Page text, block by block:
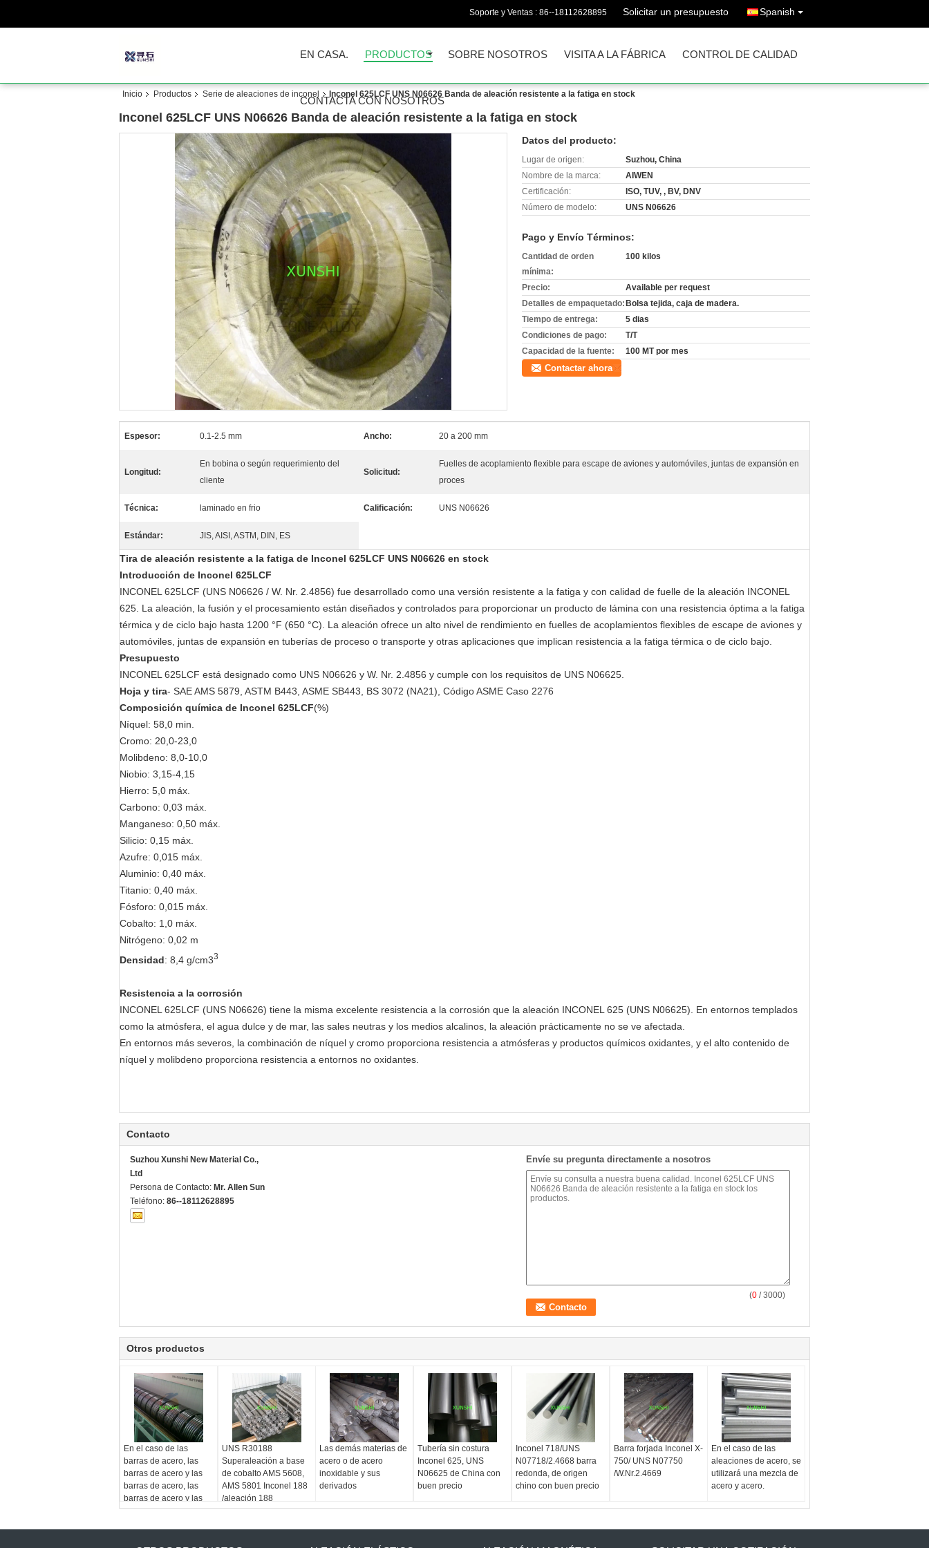
Soporte y Ventas : 86--18112628895 Solicitar un presupuesto Spanish
EN CASA. PRODUCTOS SOBRE NOSOTROS VISITA A LA FÁBRICA CONTROL DE CALIDAD
CONTACTA CON NOSOTROS
Inicio Productos Serie de aleaciones de inconel Inconel 625LCF UNS N06626 Banda de aleación resistente a la fatiga en stock
Inconel 625LCF UNS N06626 Banda de aleación resistente a la fatiga en stock
Datos del producto:
Lugar de origen:
Suzhou, China
Nombre de la marca:
AIWEN
Certificación:
ISO, TUV, , BV, DNV
Número de modelo:
UNS N06626
Pago y Envío Términos:
Cantidad de orden
mínima:
100 kilos
Precio:
Available per request
Detalles de empaquetado: Bolsa tejida, caja de madera.
Tiempo de entrega:
5 dias
Condiciones de pago:
T/T
Capacidad de la fuente:
100 MT por mes
Contactar ahora
Espesor: 0.1-2.5 mm Ancho: 20 a 200 mm
Longitud:
En bobina o según requerimiento del
cliente
Solicitud:
Fuelles de acoplamiento flexible para escape de aviones y automóviles, juntas de expansión en
proces
Técnica: laminado en frio Calificación: UNS N06626
Estándar: JIS, AISI, ASTM, DIN, ES
Tira de aleación resistente a la fatiga de Inconel 625LCF UNS N06626 en stock
Introducción de Inconel 625LCF
INCONEL 625LCF (UNS N06626 / W. Nr. 2.4856) fue desarrollado como una versión resistente a la fatiga y con calidad de fuelle de la aleación INCONEL
625. La aleación, la fusión y el procesamiento están diseñados y controlados para proporcionar un producto de lámina con una resistencia óptima a la fatiga
térmica y de ciclo bajo hasta 1200 °F (650 °C). La aleación ofrece un alto nivel de rendimiento en fuelles de acoplamientos flexibles de escape de aviones y
automóviles, juntas de expansión en tuberías de proceso o transporte y otras aplicaciones que implican resistencia a la fatiga térmica o de ciclo bajo.
Presupuesto
INCONEL 625LCF está designado como UNS N06626 y W. Nr. 2.4856 y cumple con los requisitos de UNS N06625.
Hoja y tira- SAE AMS 5879, ASTM B443, ASME SB443, BS 3072 (NA21), Código ASME Caso 2276
Composición química de Inconel 625LCF(%)
Níquel: 58,0 min.
Cromo: 20,0-23,0
Molibdeno: 8,0-10,0
Niobio: 3,15-4,15
Hierro: 5,0 máx.
Carbono: 0,03 máx.
Manganeso: 0,50 máx.
Silicio: 0,15 máx.
Azufre: 0,015 máx.
Aluminio: 0,40 máx.
Titanio: 0,40 máx.
Fósforo: 0,015 máx.
Cobalto: 1,0 máx.
Nitrógeno: 0,02 m
Densidad: 8,4 g/cm33
Resistencia a la corrosión
INCONEL 625LCF (UNS N06626) tiene la misma excelente resistencia a la corrosión que la aleación INCONEL 625 (UNS N06625). En entornos templados
como la atmósfera, el agua dulce y de mar, las sales neutras y los medios alcalinos, la aleación prácticamente no se ve afectada.
En entornos más severos, la combinación de níquel y cromo proporciona resistencia a atmósferas y productos químicos oxidantes, y el alto contenido de
níquel y molibdeno proporciona resistencia a entornos no oxidantes.
Contacto
Suzhou Xunshi New Material Co.,
Ltd
Persona de Contacto: Mr. Allen Sun
Teléfono: 86--18112628895
Envíe su pregunta directamente a nosotros
(0 / 3000)
Otros productos
En el caso de las
barras de acero, las
barras de acero y las
barras de acero, las
barras de acero y las
barras de acero, las
UNS R30188
Superaleación a base
de cobalto AMS 5608,
AMS 5801 Inconel 188
/aleación 188
Las demás materias de
acero o de acero
inoxidable y sus
derivados
Tubería sin costura
Inconel 625, UNS
N06625 de China con
buen precio
Inconel 718/UNS
N07718/2.4668 barra
redonda, de origen
chino con buen precio
Barra forjada Inconel X-
750/ UNS N07750
/W.Nr.2.4669
En el caso de las
aleaciones de acero, se
utilizará una mezcla de
acero y acero.